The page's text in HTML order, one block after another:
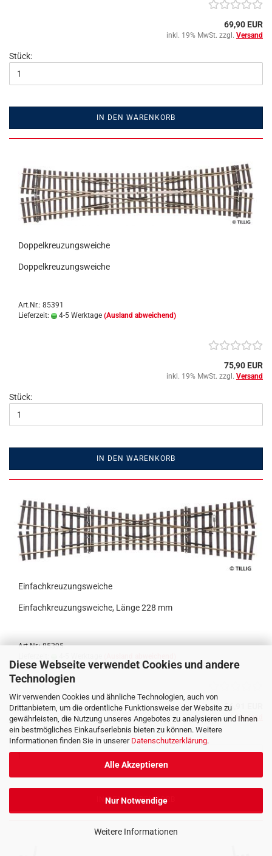
Diese Webseite verwendet Cookies und andere
Technologien
Wir verwenden Cookies und ähnliche Technologien, auch von
Drittanbietern, um die ordentliche Funktionsweise der Website zu
gewährleisten, die Nutzung unseres Angebotes zu analysieren und Ihnen
ein bestmögliches Einkaufserlebnis bieten zu können. Weitere
Informationen finden Sie in unserer Datenschutzerklärung.
Alle Akzeptieren
Nur Notwendige
Weitere Informationen
69,90 EUR
inkl. 19% MwSt. zzgl. Versand
Stück:
IN DEN WARENKORB
Doppelkreuzungsweiche
Doppelkreuzungsweiche
Art.Nr.: 85391
Lieferzeit:
4-5 Werktage (Ausland abweichend)
75,90 EUR
inkl. 19% MwSt. zzgl. Versand
Stück:
IN DEN WARENKORB
Einfachkreuzungsweiche
Einfachkreuzungsweiche, Länge 228 mm
Art.Nr.: 85395
56,91 EUR
inkl. 19% MwSt. zzgl. Versand
Stück:
IN DEN WARENKORB